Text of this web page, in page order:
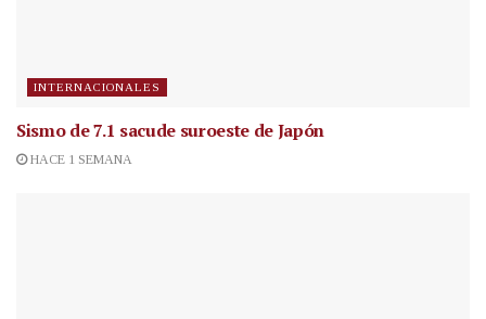
INTERNACIONALES
Sismo de 7.1 sacude suroeste de Japón
HACE 1 SEMANA